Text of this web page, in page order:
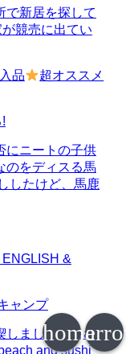
で新居を探して
競売に出てい
品
超オススメ
ニートの子供
のをディスる馬
したけど、馬鹿
ENGLISH &
ャンプ
しました / Beach
and sushi
home